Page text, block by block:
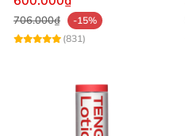
706.000₫
-15%
(831)